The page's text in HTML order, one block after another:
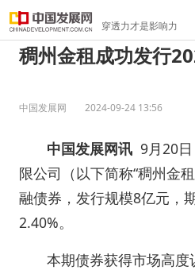
穿透力才是影响力
稠州金租成功发行
中国发展网 2024-09-24 13:56
中国发展网讯 9月20
限公司（以下简称“稠州金
融债券，发行规模8亿元，
2.40%。
本期债券获得市场高